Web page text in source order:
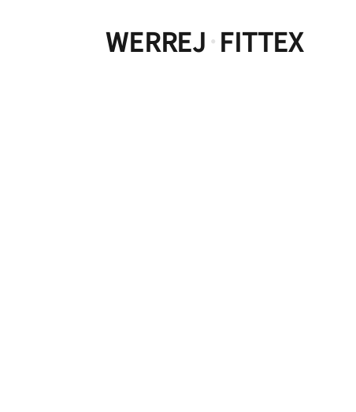
WERREJ·FITTEX